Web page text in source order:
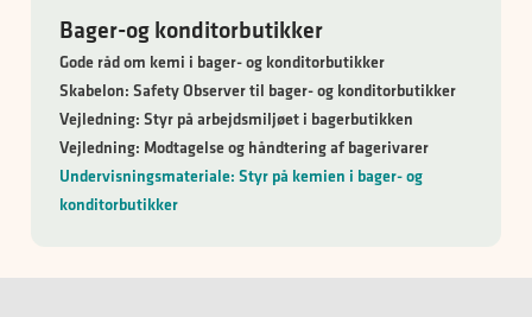
Bager-og konditorbutikker
Gode råd om kemi i bager- og konditorbutikker
Skabelon: Safety Observer til bager- og konditorbutikker
Vejledning: Styr på arbejdsmiljøet i bagerbutikken
Vejledning: Modtagelse og håndtering af bagerivarer
Undervisningsmateriale: Styr på kemien i bager- og
konditorbutikker